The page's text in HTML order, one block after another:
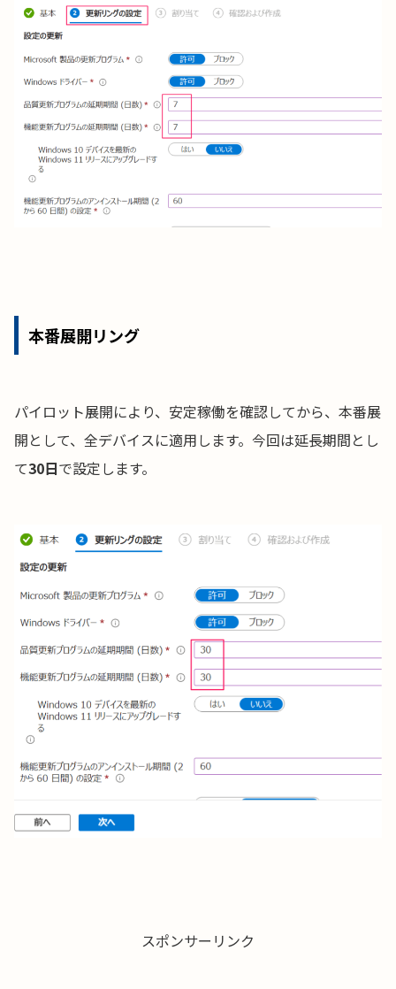
本番展開リング
パイロット展開により、安定稼働を確認してから、本番展
開として、全デバイスに適用します。今回は延長期間とし
て30日で設定します。
スポンサーリンク